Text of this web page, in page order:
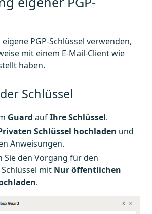
PGP-Schlüssel verwenden,
mit einem E-Mail-Client wie
haben.
Schlüssel
Guard aufIhre Schlüssel.
Schlüssel hochladen und
Anweisungen.
Sie den Vorgang für den
mit Nur öffentlichen
.